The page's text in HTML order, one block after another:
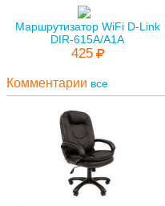
Маршрутизатор WiFi D-Link
DIR-615A/A1A
425
Комментарии все